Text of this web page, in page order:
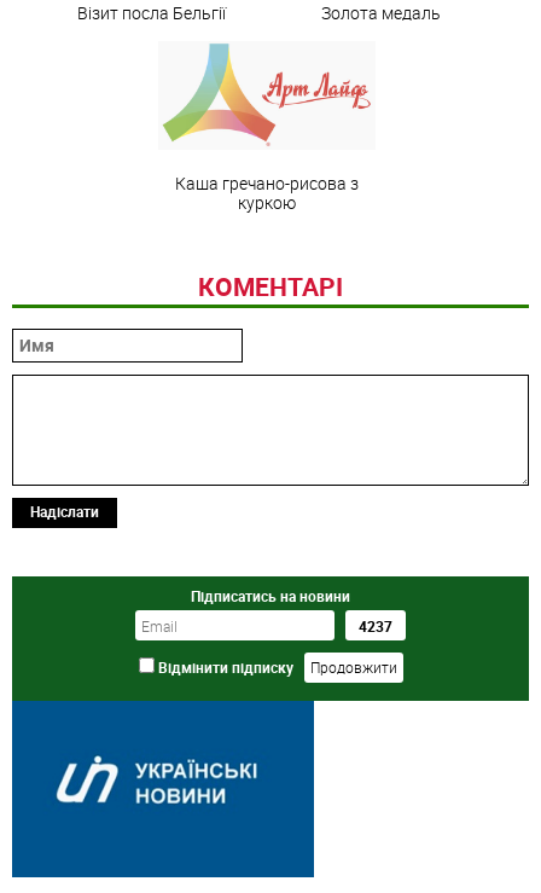
Візит посла Бельгії Золота медаль
Каша гречано-рисова з
куркою
КОМЕНТАРІ
Надіслати
Підписатись на новини
Відмінити підписку